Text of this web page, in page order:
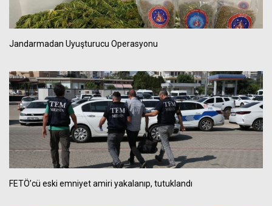
Jandarmadan Uyuşturucu Operasyonu
FETÖ’cü eski emniyet amiri yakalanıp, tutuklandı